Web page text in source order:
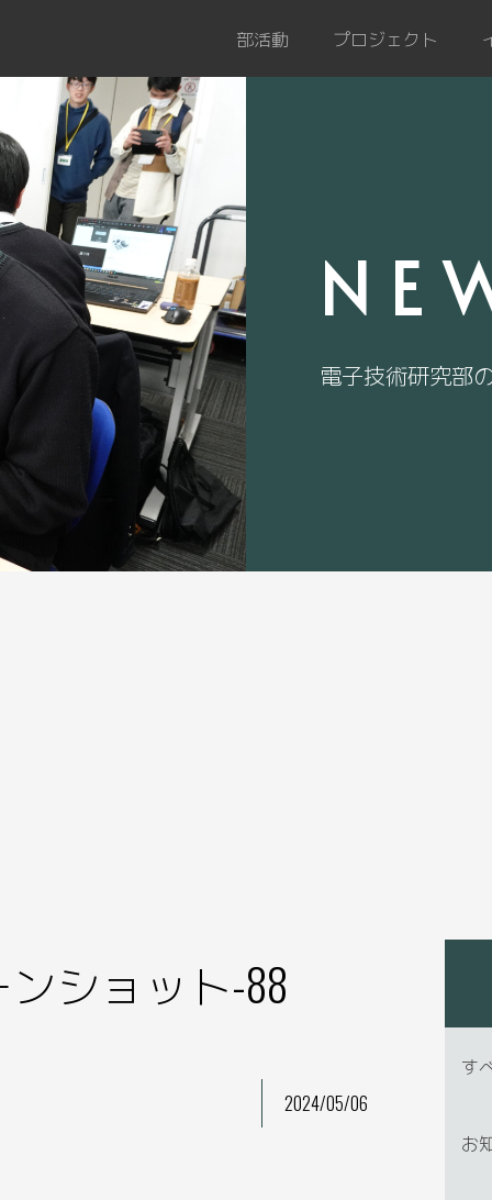
部活動 プロジェクト
電子技術研究部
ショット-88
2024/05/06
す
お